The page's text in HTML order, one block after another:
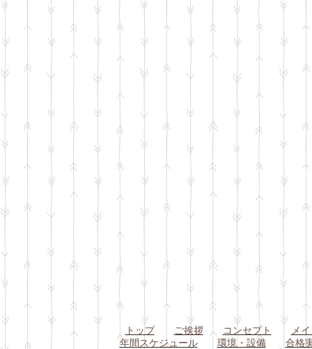
トップ ご挨拶 コンセプト
メ
年間スケジュール
環境・設備
合格